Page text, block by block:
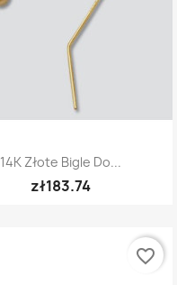
Quick view
14K Złote Bigle Do...
zł183.74
favorite_border